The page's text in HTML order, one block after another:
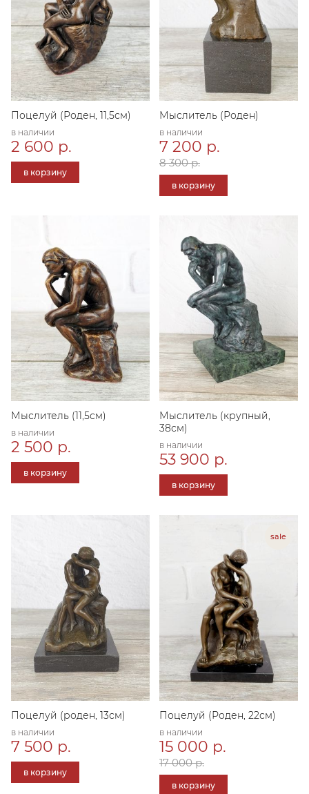
Поцелуй (Роден, 11,5см)
в наличии
2 600 р.
в корзину
Мыслитель (Роден)
в наличии
7 200 р.
8 300 р.
в корзину
Мыслитель (11,5см)
в наличии
2 500 р.
в корзину
Мыслитель (крупный,
38см)
в наличии
53 900 р.
в корзину
Поцелуй (роден, 13см)
в наличии
7 500 р.
в корзину
Поцелуй (Роден, 22см)
в наличии
15 000 р.
17 000 р.
в корзину